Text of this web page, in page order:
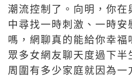
潮流控制了。向明，你在
中尋找一時刺激、一時安
嗎，網聊真的能給你幸福
眾多女網友聊天度過下半
周圍有多少家庭就因為一